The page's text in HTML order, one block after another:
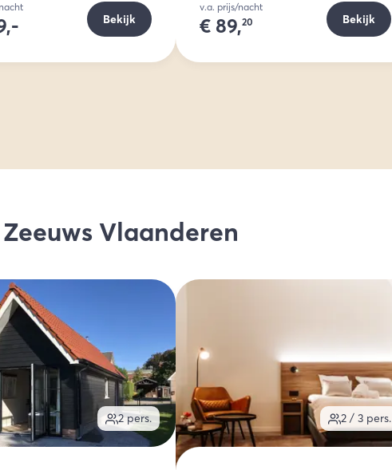
Bekijk
v.a. prijs/nacht
€ 89,20 Bekijk
Vlaanderen
2 pers. 2 / 3 pers.